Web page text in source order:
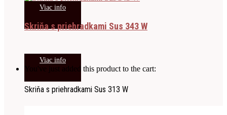
Viac info
Skriňa s priehradkami Sus 343 W
Viac info
You've just added this product to the cart:
Skriňa s priehradkami Sus 313 W